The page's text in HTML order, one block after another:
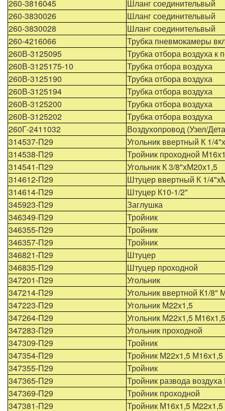
260-3816045
Шланг соединительвый
260-3830026
Шланг соединительвый
260-3830028
Шланг соединительвый
260-4216066
Трубка пневмокамеры
260В-3125095
Трубка отбора воздуха к
260В-3125175-10
Трубка отбора воздуха
260В-3125190
Трубка отбора воздуха
260В-3125194
Трубка отбора воздуха
260В-3125200
Трубка отбора воздуха
260В-3125202
Трубка отбора воздуха
260Г-2411032
Воздухопровод (Узел/
314537-П29
Угольник ввертный К 1/
314538-П29
Тройник проходной
314541-П29
Угольник К 3/8"хМ20х1,5
314612-П29
Штуцер ввертный К 1/
314614-П29
Штуцер К10-1/2"
345923-П29
Заглушка
346349-П29
Тройник
346355-П29
Тройник
346357-П29
Тройник
346821-П29
Штуцер
346835-П29
Штуцер проходной
347201-П29
Угольник
347214-П29
Угольник ввертной К1/8"
347223-П29
Угольник М22х1,5
347264-П29
Угольник М22х1,5 М16х1,5
347283-П29
Угольник проходной
347309-П29
Тройник
347354-П29
Тройник М22х1,5 М16х1,5
347355-П29
Тройник
347365-П29
Тройник развода
347369-П29
Тройник проходной
347381-П29
Тройник М16х1,5 М22х1,5